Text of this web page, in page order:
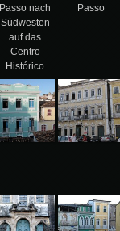
Passo nach
Südwesten
auf das
Centro
Histórico
Passo